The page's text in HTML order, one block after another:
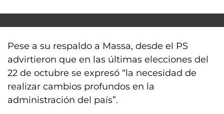
Pese a su respaldo a Massa, desde el PS
advirtieron que en las últimas elecciones del
22 de octubre se expresó “la necesidad de
realizar cambios profundos en la
administración del país”.